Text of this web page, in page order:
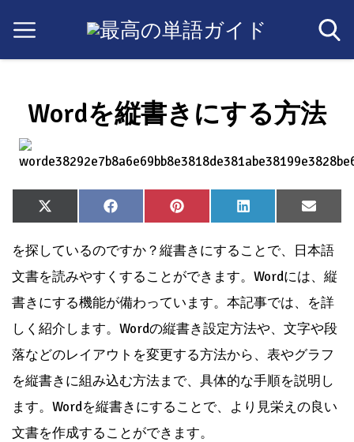
Wordを縦書きにする方法
Share
on
X
(Twitter)
Share
on
Facebook
Share
on
Pinterest
Share
on
LinkedIn
Share
on
Email
を探しているのですか？縦書きにすることで、日本語
文書を読みやすくすることができます。Wordには、縦
書きにする機能が備わっています。本記事では、を詳
しく紹介します。Wordの縦書き設定方法や、文字や段
落などのレイアウトを変更する方法から、表やグラフ
を縦書きに組み込む方法まで、具体的な手順を説明し
ます。Wordを縦書きにすることで、より見栄えの良い
文書を作成することができます。